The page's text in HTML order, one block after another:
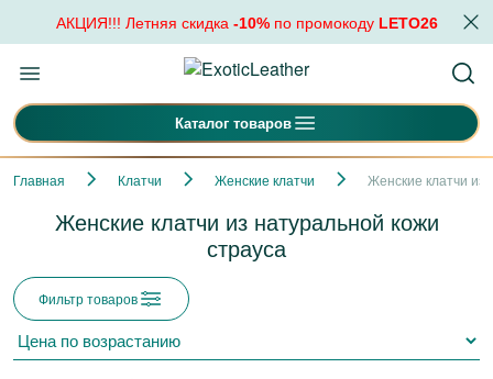
АКЦИЯ!!! Летняя скидка -10%по промокоду LETO26
Каталог товаров
Главная Клатчи Женские клатчи Женские клатчи из
Женские клатчи из натуральной кожи
страуса
Фильтр товаров